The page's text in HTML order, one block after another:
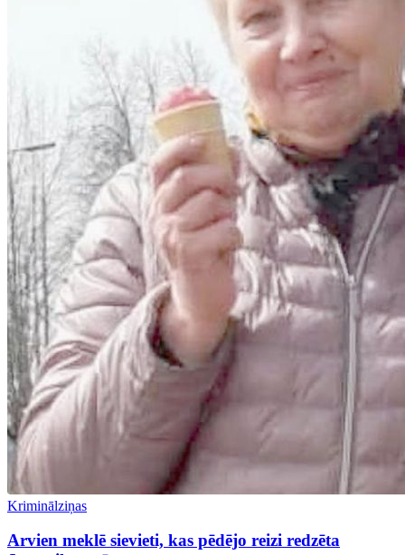
Kriminālziņas
Arvien meklē sievieti, kas pēdējo reizi redzēta